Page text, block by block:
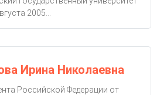
2005...
Ирина Николаевна
Российской Федерации от